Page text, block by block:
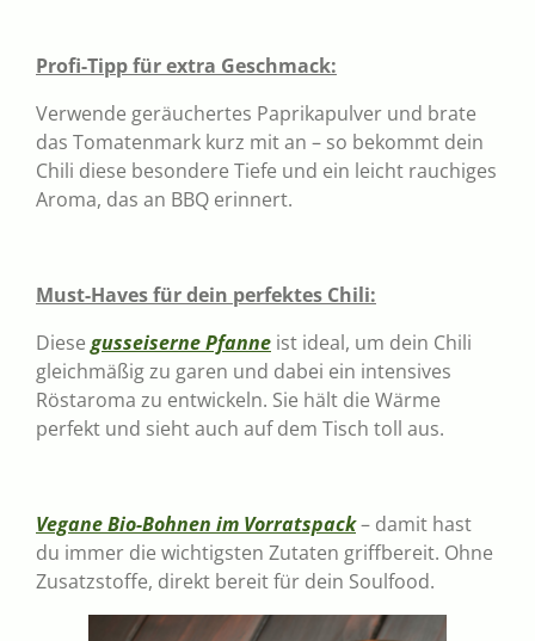
Profi-Tipp für extra Geschmack:
Verwende geräuchertes Paprikapulver und brate
das Tomatenmark kurz mit an – so bekommt dein
Chili diese besondere Tiefe und ein leicht rauchiges
Aroma, das an BBQ erinnert.
Must-Haves für dein perfektes Chili:
Diese gusseiserne Pfanne ist ideal, um dein Chili
gleichmäßig zu garen und dabei ein intensives
Röstaroma zu entwickeln. Sie hält die Wärme
perfekt und sieht auch auf dem Tisch toll aus.
Vegane Bio-Bohnen im Vorratspack– damit hast
du immer die wichtigsten Zutaten griffbereit. Ohne
Zusatzstoffe, direkt bereit für dein Soulfood.